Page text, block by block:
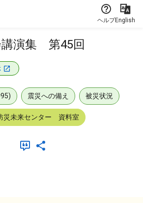
ヘルプEnglish
講演集 第45回
震災への備え 被災状況
災未来センター 資料室